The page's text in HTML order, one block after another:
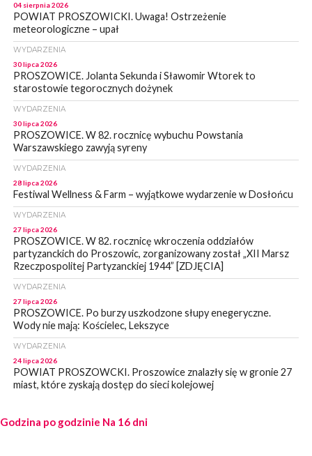
04 sierpnia 2026
POWIAT PROSZOWICKI. Uwaga! Ostrzeżenie
meteorologiczne – upał
WYDARZENIA
30 lipca 2026
PROSZOWICE. Jolanta Sekunda i Sławomir Wtorek to
starostowie tegorocznych dożynek
WYDARZENIA
30 lipca 2026
PROSZOWICE. W 82. rocznicę wybuchu Powstania
Warszawskiego zawyją syreny
WYDARZENIA
28 lipca 2026
Festiwal Wellness & Farm – wyjątkowe wydarzenie w Dosłońcu
WYDARZENIA
27 lipca 2026
PROSZOWICE. W 82. rocznicę wkroczenia oddziałów
partyzanckich do Proszowic, zorganizowany został „XII Marsz
Rzeczpospolitej Partyzanckiej 1944” [ZDJĘCIA]
WYDARZENIA
27 lipca 2026
PROSZOWICE. Po burzy uszkodzone słupy enegeryczne.
Wody nie mają: Kościelec, Lekszyce
WYDARZENIA
24 lipca 2026
POWIAT PROSZOWCKI. Proszowice znalazły się w gronie 27
miast, które zyskają dostęp do sieci kolejowej
23 lipca 2026
POWIAT PROSZOWICE. Obchody Święta Policji w
Godzina po godzinie Na 16 dni